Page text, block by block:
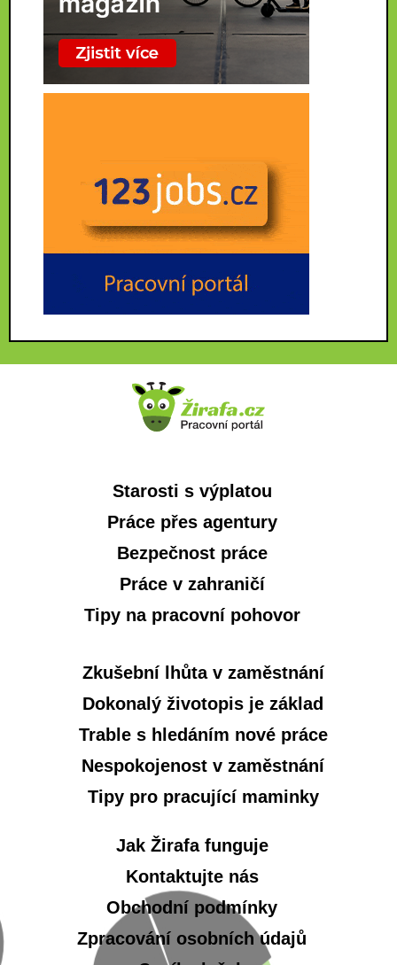
Starosti s výplatou
Práce přes agentury
Bezpečnost práce
Práce v zahraničí
Tipy na pracovní pohovor
Zkušební lhůta v zaměstnání
Dokonalý životopis je základ
Trable s hledáním nové práce
Nespokojenost v zaměstnání
Tipy pro pracující maminky
Jak Žirafa funguje
Kontaktujte nás
Obchodní podmínky
Zpracování osobních údajů